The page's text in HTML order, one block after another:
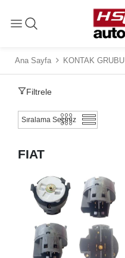
Ana Sayfa KONTAK GRUBU
Filtrele
FIAT